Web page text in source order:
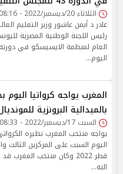
الثلاثاء 20/ديسمبر/2022 - 08:16 م
غادر د أيمن عاشور وزير التعليم
رئيس اللجنة الوطنية المصرية
العام لمنظمة الايسيسكو في
اليوم…
المغرب يواجه كرواتيا اليوم
بالميدالية البرونزية
السبت 17/ديسمبر/2022 - 08:33 ص
يواجه منتخب المغرب نظيره
اليوم السبت على المركزين الثالث
قطر 2022 وكان منتخب
النه…